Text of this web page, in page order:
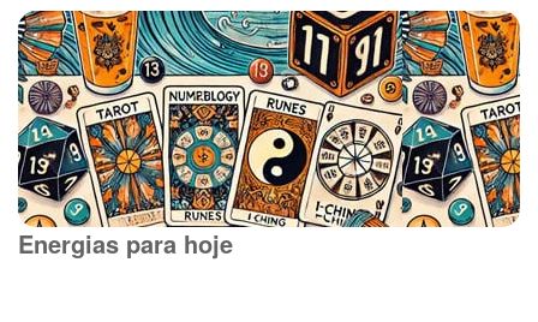
Energias para hoje